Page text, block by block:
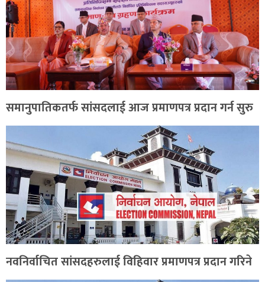
समानुपातिकतर्फ सांसदलाई आज प्रमाणपत्र प्रदान गर्न सुरु
नवनिर्वाचित सांसदहरुलाई विहिवार प्रमाणपत्र प्रदान गरिने